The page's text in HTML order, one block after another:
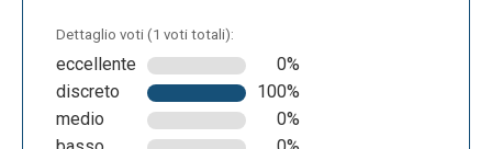
Dettaglio voti (1 voti totali):
eccellente
0%
discreto
100%
medio
0%